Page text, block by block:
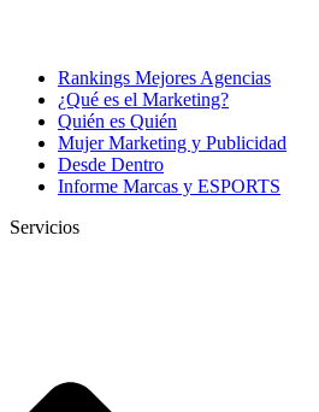
Rankings Mejores Agencias
¿Qué es el Marketing?
Quién es Quién
Mujer Marketing y Publicidad
Desde Dentro
Informe Marcas y ESPORTS
Servicios